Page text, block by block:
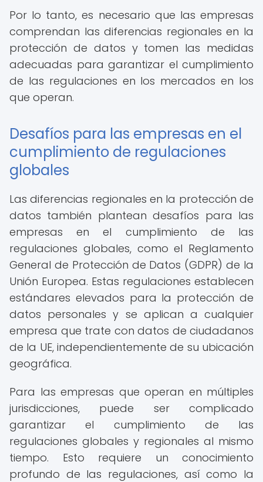
Por lo tanto, es necesario que las empresas
comprendan las diferencias regionales en la
protección de datos y tomen las medidas
adecuadas para garantizar el cumplimiento
de las regulaciones en los mercados en los
que operan.
Desafíos para las empresas en el
cumplimiento de regulaciones
globales
Las diferencias regionales en la protección de
datos también plantean desafíos para las
empresas en el cumplimiento de las
regulaciones globales, como el Reglamento
General de Protección de Datos (GDPR) de la
Unión Europea. Estas regulaciones establecen
estándares elevados para la protección de
datos personales y se aplican a cualquier
empresa que trate con datos de ciudadanos
de la UE, independientemente de su ubicación
geográfica.
Para las empresas que operan en múltiples
jurisdicciones, puede ser complicado
garantizar el cumplimiento de las
regulaciones globales y regionales al mismo
tiempo. Esto requiere un conocimiento
profundo de las regulaciones, así como la